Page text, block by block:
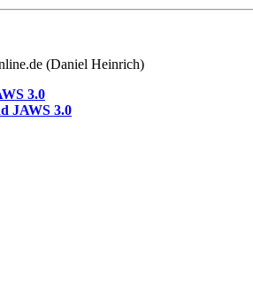
(Daniel Heinrich)
3.0
JAWS 3.0